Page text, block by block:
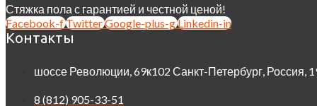
Стяжка пола с гарантией и честной ценой!
Facebook-fTwitterGoogle-plus-gLinkedin-in
Контакты
шоссе Революции, 69к102 Санкт-Петербург, Россия,
8 (812) 905-33-51